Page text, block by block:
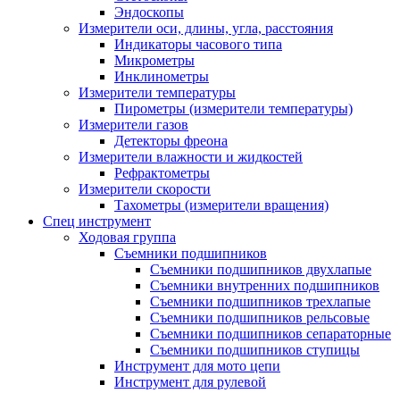
Эндоскопы
Измерители оси, длины, угла, расстояния
Индикаторы часового типа
Микрометры
Инклинометры
Измерители температуры
Пирометры (измерители температуры)
Измерители газов
Детекторы фреона
Измерители влажности и жидкостей
Рефрактометры
Измерители скорости
Тахометры (измерители вращения)
Спец инструмент
Ходовая группа
Съемники подшипников
Съемники подшипников двухлапые
Съемники внутренних подшипников
Съемники подшипников трехлапые
Съемники подшипников рельсовые
Съемники подшипников сепараторные
Съемники подшипников ступицы
Инструмент для мото цепи
Инструмент для рулевой